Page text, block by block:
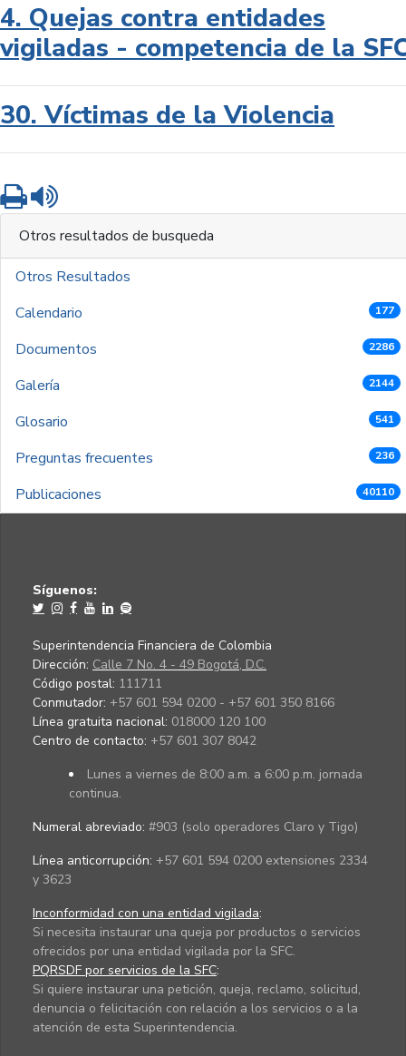
4. Quejas contra entidades
vigiladas - competencia de la
30. Víctimas de la Violencia
Imprimir
Otros resultados de busqueda
Otros Resultados
Calendario
177
Documentos 2286
Galería 2144
Glosario 541
Preguntas frecuentes 236
Publicaciones 40110
Síguenos:
Superintendencia Financiera de Colombia
Dirección: Calle 7 No. 4 - 49 Bogotá, D.C.
Código postal: 111711
Conmutador: +57 601 594 0200 - +57 601 350 8166
Línea gratuita nacional: 018000 120 100
Centro de contacto: +57 601 307 8042
Lunes a viernes de 8:00 a.m. a 6:00 p.m. jornada
continua.
Numeral abreviado: #903 (solo operadores Claro y Tigo)
Línea anticorrupción: +57 601 594 0200 extensiones 2334
y 3623
Inconformidad con una entidad vigilada:
Si necesita instaurar una queja por productos o servicios
ofrecidos por una entidad vigilada por la SFC.
PQRSDF por servicios de la SFC:
Si quiere instaurar una petición, queja, reclamo, solicitud,
denuncia o felicitación con relación a los servicios o a la
atención de esta Superintendencia.